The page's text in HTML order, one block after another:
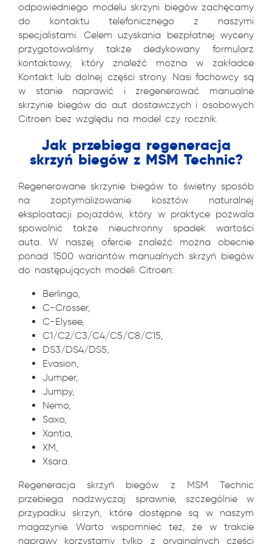
odpowiedniego modelu skrzyni biegów zachęcamy
do kontaktu telefonicznego z naszymi
specjalistami. Celem uzyskania bezpłatnej wyceny
przygotowaliśmy także dedykowany formularz
kontaktowy, który znaleźć można w zakładce
Kontakt lub dolnej części strony. Nasi fachowcy są
w stanie naprawić i zregenerować manualne
skrzynie biegów do aut dostawczych i osobowych
Citroen bez względu na model czy rocznik.
Jak przebiega regeneracja
skrzyń biegów z MSM Technic?
Regenerowane skrzynie biegów to świetny sposób
na zoptymalizowanie kosztów naturalnej
eksploatacji pojazdów, który w praktyce pozwala
spowolnić także nieuchronny spadek wartości
auta. W naszej ofercie znaleźć można obecnie
ponad 1500 wariantów manualnych skrzyń biegów
do następujących modeli Citroen:
Berlingo,
C-Crosser,
C-Elysee,
C1/C2/C3/C4/C5/C8/C15,
DS3/DS4/DS5,
Evasion,
Jumper,
Jumpy,
Nemo,
Saxo,
Xantia,
XM,
Xsara.
Regeneracja skrzyń biegów z MSM Technic
przebiega nadzwyczaj sprawnie, szczególnie w
przypadku skrzyń, które dostępne są w naszym
magazynie. Warto wspomnieć też, że w trakcie
naprawy korzystamy tylko z oryginalnych części